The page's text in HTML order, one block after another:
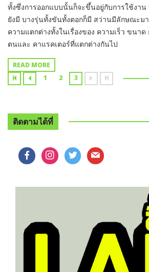
ทั้งซึ่งการออกแบบนั้นก็จะขึ้นอยู่กับการใช้งาน
ยังมี บางรุ่นทั้งขันทั้งตอกก็มี สว่านมีลักษณะม
ความแตกต่างทั้งในเรื่องของ ความเร็ว ขนา
ตนและ คาแรคเตอร์ที่แตกต่างกันไป
READ MORE
1
2 3
ติดตามได้ที่
facebookinstagram
twitter mail